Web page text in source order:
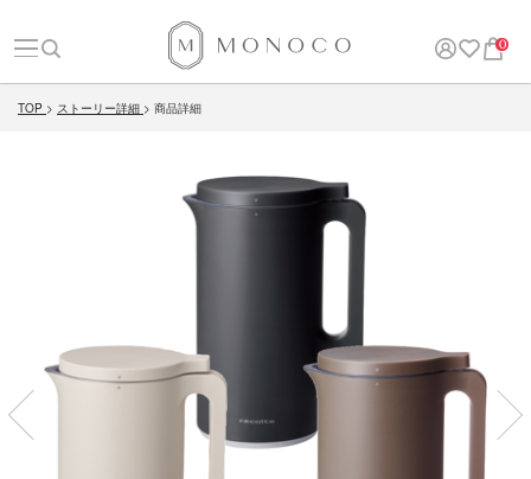
0
TOP ストーリー詳細 商品詳細